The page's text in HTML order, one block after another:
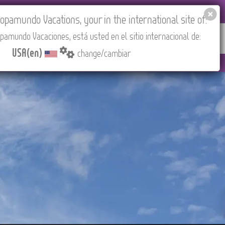
ABOUT US CONTACT Find your Tour
Madrid).
Vacations, your in the international site of:
Vacaciones, está usted en el sitio internacional de:
USA(en) change/cambiar